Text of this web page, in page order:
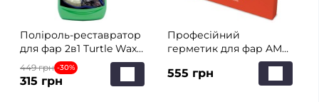
Поліроль-реставратор
для фар 2в1 Turtle Wax
HEADLIGHT RESTORER
300 мл
449 грн -30%
315 грн
Професійний
герметик для фар AMS
Premium (чорний)
555 грн